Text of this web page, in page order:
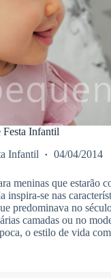
Festa Infantil
Infantil
04/04/2014
meninas que estarão
inspira-se nas
predominava no
camadas ou no
o estilo de vida